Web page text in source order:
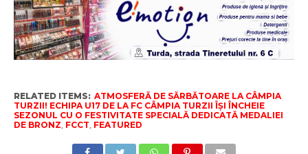
RELATED ITEMS: ATMOSFERĂ DE SĂRBĂTOARE LA CÂMPIA
TURZII! ECHIPA U17 DE LA FC CÂMPIA TURZII ÎȘI ÎNCHEIE
SEZONUL CU O FESTIVITATE SPECIALĂ DEDICATĂ MEDALIEI
DE BRONZ FCCT FEATURED